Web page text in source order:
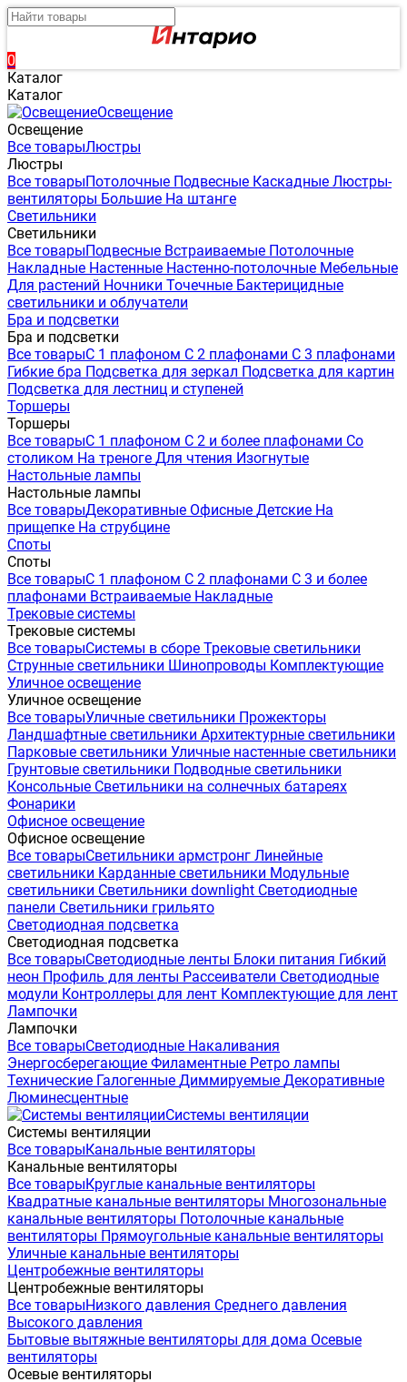
0
Каталог
Каталог
Освещение
Освещение
Все товарыЛюстры
Люстры
Все товарыПотолочные Подвесные Каскадные Люстры-
вентиляторы Большие На штанге
Светильники
Светильники
Все товарыПодвесные Встраиваемые Потолочные
Накладные Настенные Настенно-потолочные Мебельные
Для растений Ночники Точечные Бактерицидные
светильники и облучатели
Бра и подсветки
Бра и подсветки
Все товарыС 1 плафоном С 2 плафонами С 3 плафонами
Гибкие бра Подсветка для зеркал Подсветка для картин
Подсветка для лестниц и ступеней
Торшеры
Торшеры
Все товарыС 1 плафоном С 2 и более плафонами Со
столиком На треноге Для чтения Изогнутые
Настольные лампы
Настольные лампы
Все товарыДекоративные Офисные Детские На
прищепке На струбцине
Споты
Споты
Все товарыС 1 плафоном С 2 плафонами С 3 и более
плафонами Встраиваемые Накладные
Трековые системы
Трековые системы
Все товарыСистемы в сборе Трековые светильники
Струнные светильники Шинопроводы Комплектующие
Уличное освещение
Уличное освещение
Все товарыУличные светильники Прожекторы
Ландшафтные светильники Архитектурные светильники
Парковые светильники Уличные настенные светильники
Грунтовые светильники Подводные светильники
Консольные Светильники на солнечных батареях
Фонарики
Офисное освещение
Офисное освещение
Все товарыСветильники армстронг Линейные
светильники Карданные светильники Модульные
светильники Светильники downlight Светодиодные
панели Светильники грильято
Светодиодная подсветка
Светодиодная подсветка
Все товарыСветодиодные ленты Блоки питания Гибкий
неон Профиль для ленты Рассеиватели Светодиодные
модули Контроллеры для лент Комплектующие для лент
Лампочки
Лампочки
Все товарыСветодиодные Накаливания
Энергосберегающие Филаментные Ретро лампы
Технические Галогенные Диммируемые Декоративные
Люминесцентные
Системы вентиляции
Системы вентиляции
Все товарыКанальные вентиляторы
Канальные вентиляторы
Все товарыКруглые канальные вентиляторы
Квадратные канальные вентиляторы Многозональные
канальные вентиляторы Потолочные канальные
вентиляторы Прямоугольные канальные вентиляторы
Уличные канальные вентиляторы
Центробежные вентиляторы
Центробежные вентиляторы
Все товарыНизкого давления Среднего давления
Высокого давления
Бытовые вытяжные вентиляторы для дома Осевые
вентиляторы
Осевые вентиляторы